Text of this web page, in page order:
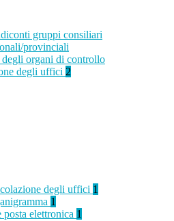
gruppi consiliari
provinciali
organi di controllo
degli uffici 2
degli uffici 1
1
posta elettronica 1